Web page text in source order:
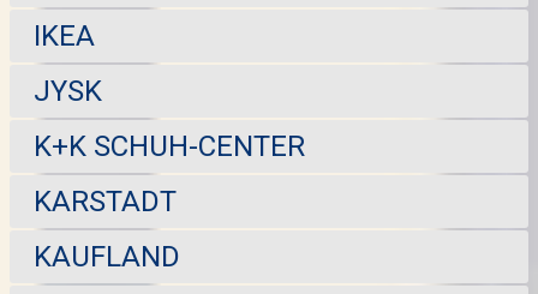
IKEA
JYSK
K+K SCHUH-CENTER
KARSTADT
KAUFLAND